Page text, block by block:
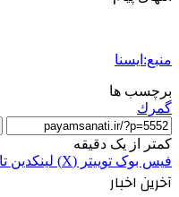
منبع:ایسنا
برچسب ها
گمرك
کمتر از یک دقیقه
فیس بوک توییتر (X) لینکدین
آخرین اخبار